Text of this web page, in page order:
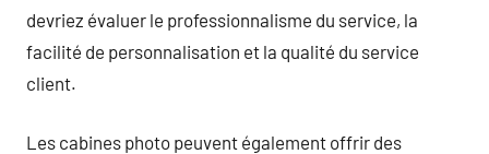
devriez évaluer le professionnalisme du service, la
facilité de personnalisation et la qualité du service
client.
Les cabines photo peuvent également offrir des